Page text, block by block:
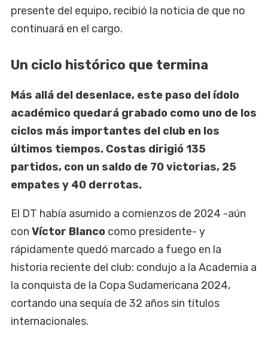
presente del equipo, recibió la noticia de que no
continuará en el cargo.
Un ciclo histórico que termina
Más allá del desenlace, este paso del ídolo
académico quedará grabado como uno de los
ciclos más importantes del club en los
últimos tiempos. Costas dirigió 135
partidos, con un saldo de 70 victorias, 25
empates y 40 derrotas.
El DT había asumido a comienzos de 2024 -aún
con Víctor Blanco como presidente- y
rápidamente quedó marcado a fuego en la
historia reciente del club: condujo a la Academia a
la conquista de la Copa Sudamericana 2024,
cortando una sequía de 32 años sin títulos
internacionales.